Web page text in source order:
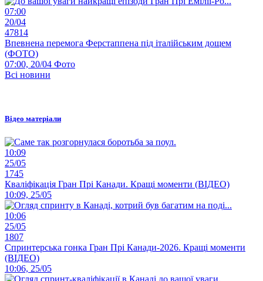
07:00
20/04
47814
Впевнена перемога Ферстаппена під італійським дощем
(ФОТО)
07:00, 20/04 Фото
Всі новини
Відео матеріали
10:09
25/05
1745
Кваліфікація Гран Прі Канади. Кращі моменти (ВІДЕО)
10:09, 25/05
10:06
25/05
1807
Спринтерська гонка Гран Прі Канади-2026. Кращі моменти
(ВІДЕО)
10:06, 25/05